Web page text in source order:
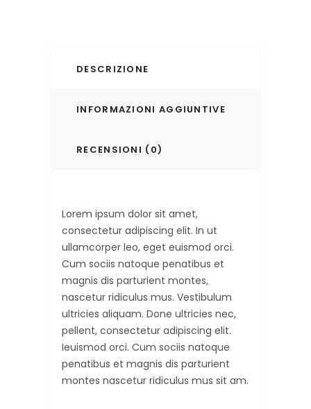
DESCRIZIONE
INFORMAZIONI AGGIUNTIVE
RECENSIONI (0)
Lorem ipsum dolor sit amet,
consectetur adipiscing elit. In ut
ullamcorper leo, eget euismod orci.
Cum sociis natoque penatibus et
magnis dis parturient montes,
nascetur ridiculus mus. Vestibulum
ultricies aliquam. Done ultricies nec,
pellent, consectetur adipiscing elit.
Ieuismod orci. Cum sociis natoque
penatibus et magnis dis parturient
montes nascetur ridiculus mus sit am.